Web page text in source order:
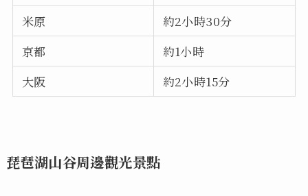
米原
約2小時30分
京都
約1小時
大阪
約2小時15分
琵琶湖山谷周邊觀光景點